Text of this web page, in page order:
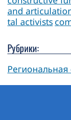
and
tal activists
Рубрики: